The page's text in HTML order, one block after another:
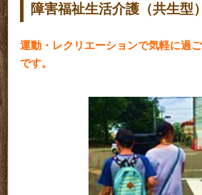
障害福祉生活介護（共生型）
運動・レクリエーションで気軽に過
です。